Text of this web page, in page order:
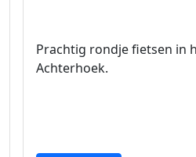
Prachtig rondje fietsen in
Achterhoek.